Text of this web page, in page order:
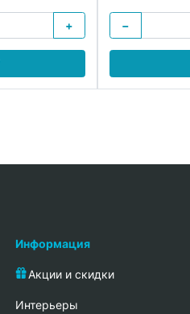
+
−
Информация
Акции и скидки
Интерьеры